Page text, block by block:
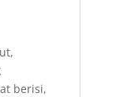
berisi,